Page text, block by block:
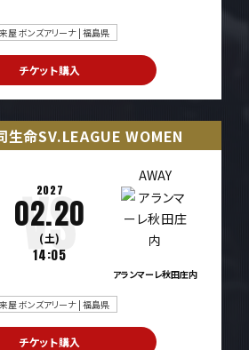
屋 ボンズアリーナ | 福島県
チケット購入
命SV.LEAGUE WOMEN
2027
02.20
(土)
14:05
AWAY
アランマーレ秋田庄内
屋 ボンズアリーナ | 福島県
チケット購入